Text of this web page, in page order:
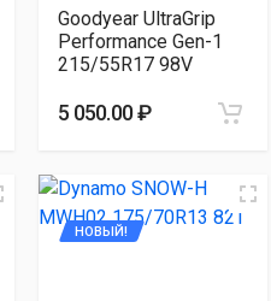
Goodyear UltraGrip
Performance Gen-1
215/55R17 98V
5 050.00 ₽
НОВЫЙ!